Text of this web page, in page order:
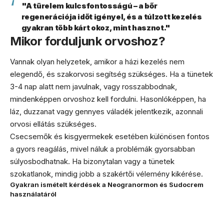
"A türelem kulcsfontosságú – a bőr
regenerációja időt igényel, és a túlzott kezelés
gyakran több kárt okoz, mint hasznot."
Mikor forduljunk orvoshoz?
Vannak olyan helyzetek, amikor a házi kezelés nem
elegendő, és szakorvosi segítség szükséges. Ha a tünetek
3-4 nap alatt nem javulnak, vagy rosszabbodnak,
mindenképpen orvoshoz kell fordulni. Hasonlóképpen, ha
láz, duzzanat vagy gennyes váladék jelentkezik, azonnali
orvosi ellátás szükséges.
Csecsemők és kisgyermekek esetében különösen fontos
a gyors reagálás, mivel náluk a problémák gyorsabban
súlyosbodhatnak. Ha bizonytalan vagy a tünetek
szokatlanok, mindig jobb a szakértői vélemény kikérése.
Gyakran ismételt kérdések a Neogranormon és Sudocrem
használatáról